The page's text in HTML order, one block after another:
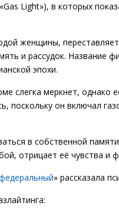
Light»), в которых
женщины,
и рассудок. Название
эпохи.
слегка меркнет,
он включал
в собственной
отрицает её чувства и
» рассказала